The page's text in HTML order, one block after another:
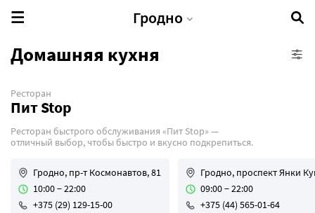
Гродно
VIP-зал
Банкетный зал
Бесплатная парковка
Детская комната
Детское меню
Домашняя кухня
Ресторан
Пит Stop
Ресторан быстрого обслуживания «Пит Stop» —
отличный выбор, чтобы быстро и вкусно подкрепиться.
Гродно, пр-т Космонавтов, 81
10:00 − 22:00
+375 (29) 129-15-00
Гродно, проспект Янки
09:00 − 22:00
+375 (44) 565-01-64